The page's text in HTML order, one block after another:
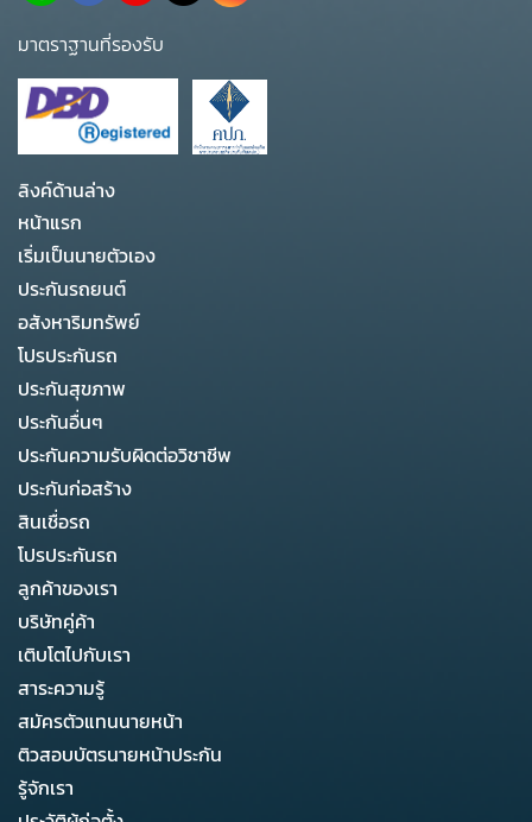
มาตราฐานที่รองรับ
ลิงค์ด้านล่าง
หน้าแรก
เริ่มเป็นนายตัวเอง
ประกันรถยนต์
อสังหาริมทรัพย์
โปรประกันรถ
ประกันสุขภาพ
ประกันอื่นๆ
ประกันความรับผิดต่อวิชาชีพ
ประกันก่อสร้าง
สินเชื่อรถ
โปรประกันรถ
ลูกค้าของเรา
บริษัทคู่ค้า
เติบโตไปกับเรา
สาระความรู้
สมัครตัวแทนนายหน้า
ติวสอบบัตรนายหน้าประกัน
รู้จักเรา